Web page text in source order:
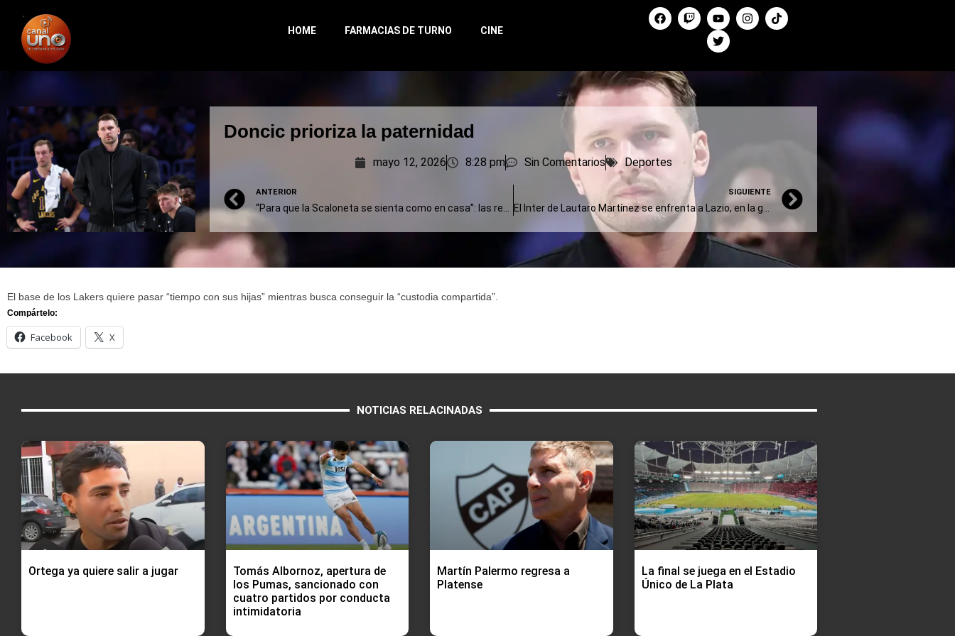
HOME FARMACIAS DE TURNO CINE
Doncic prioriza la paternidad
mayo 12, 2026 8:28 pm Sin Comentarios Deportes
ANTERIOR
“Para que la Scaloneta se sienta como en casa”: las reformas en el hotel de Argentina para el Mundial
SIGUIENTE
El Inter de Lautaro Martínez se enfrenta a Lazio, en la gran final de la Copa Italia
El base de los Lakers quiere pasar “tiempo con sus hijas” mientras busca conseguir la “custodia compartida”.
Compártelo:
Facebook X
NOTICIAS RELACINADAS
Ortega ya quiere salir a jugar
Tomás Albornoz, apertura de
los Pumas, sancionado con
cuatro partidos por conducta
intimidatoria
Martín Palermo regresa a
Platense
La final se juega en el Estadio
Único de La Plata